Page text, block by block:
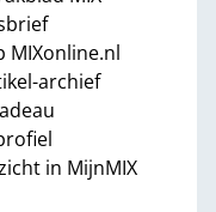
MIXonline.nl
archief
in MijnMIX